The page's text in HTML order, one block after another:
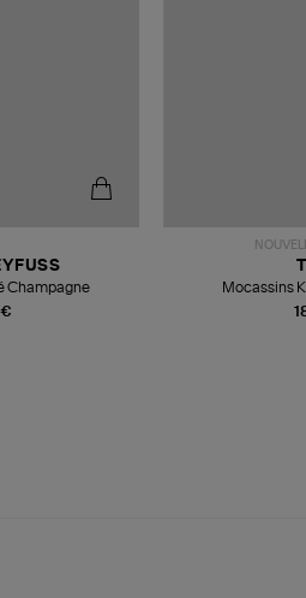
Champagne Mocassins